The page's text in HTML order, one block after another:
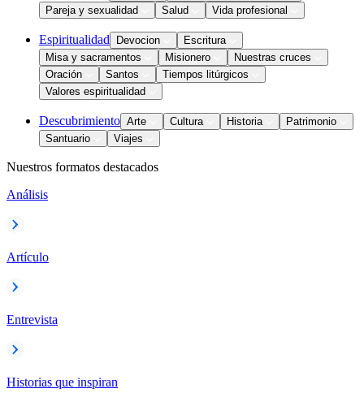
Pareja y sexualidad
Salud Vida profesional
Espiritualidad Devocion
Escritura
Misa y sacramentos
Misionero
Nuestras cruces
Oración
Santos
Tiempos litúrgicos
Valores espiritualidad
Descubrimiento Arte Cultura Historia
Patrimonio
Santuario
Viajes
Nuestros formatos destacados
Análisis
Artículo
Entrevista
Historias que inspiran